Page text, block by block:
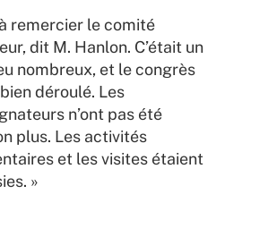
remercier le comité
dit M. Hanlon. C’était un
nombreux, et le congrès
déroulé. Les
n’ont pas été
plus. Les activités
et les visites étaient
»